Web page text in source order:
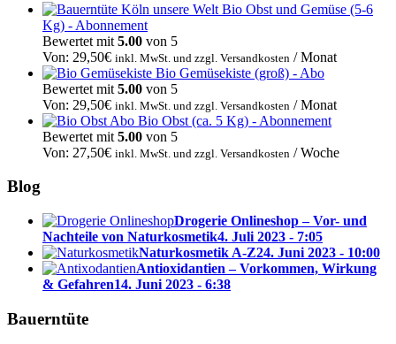
Bio Obst und Gemüse (5-6
Kg) - Abonnement
Bewertet mit 5.00 von 5
Von: 29,50€ inkl. MwSt. und zzgl. Versandkosten / Monat
Bio Gemüsekiste (groß) - Abo
Bewertet mit 5.00 von 5
Von: 29,50€ inkl. MwSt. und zzgl. Versandkosten / Monat
Bio Obst (ca. 5 Kg) - Abonnement
Bewertet mit 5.00 von 5
Von: 27,50€ inkl. MwSt. und zzgl. Versandkosten / Woche
Blog
Drogerie Onlineshop – Vor- und
Nachteile von Naturkosmetik4. Juli 2023 - 7:05
Naturkosmetik A-Z24. Juni 2023 - 10:00
Antioxidantien – Vorkommen, Wirkung
& Gefahren14. Juni 2023 - 6:38
Bauerntüte